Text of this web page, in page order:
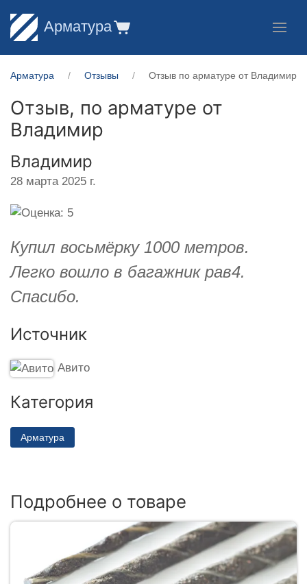
Арматура
Арматура Отзывы Отзыв по арматуре от Владимир
Отзыв, по арматуре от
Владимир
Владимир
28 марта 2025 г.
Купил восьмёрку 1000 метров.
Легко вошло в багажник рав4.
Спасибо.
Источник
Авито
Категория
Арматура
Подробнее о товаре